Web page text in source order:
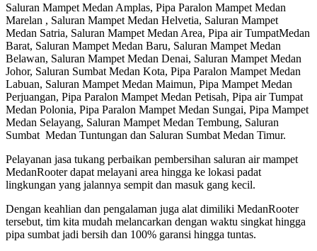
Saluran Mampet Medan Amplas, Pipa Paralon Mampet Medan
Marelan , Saluran Mampet Medan Helvetia, Saluran Mampet
Medan Satria, Saluran Mampet Medan Area, Pipa air TumpatMedan
Barat, Saluran Mampet Medan Baru, Saluran Mampet Medan
Belawan, Saluran Mampet Medan Denai, Saluran Mampet Medan
Johor, Saluran Sumbat Medan Kota, Pipa Paralon Mampet Medan
Labuan, Saluran Mampet Medan Maimun, Pipa Mampet Medan
Perjuangan, Pipa Paralon Mampet Medan Petisah, Pipa air Tumpat
Medan Polonia, Pipa Paralon Mampet Medan Sungai, Pipa Mampet
Medan Selayang, Saluran Mampet Medan Tembung, Saluran
Sumbat Medan Tuntungan dan Saluran Sumbat Medan Timur.
Pelayanan jasa tukang perbaikan pembersihan saluran air mampet
MedanRooter dapat melayani area hingga ke lokasi padat
lingkungan yang jalannya sempit dan masuk gang kecil.
Dengan keahlian dan pengalaman juga alat dimiliki MedanRooter
tersebut, tim kita mudah melancarkan dengan waktu singkat hingga
pipa sumbat jadi bersih dan 100% garansi hingga tuntas.